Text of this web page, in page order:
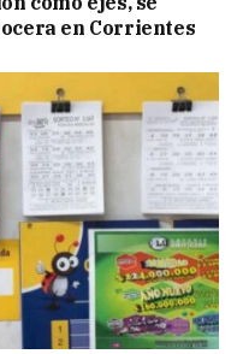
en Corrientes